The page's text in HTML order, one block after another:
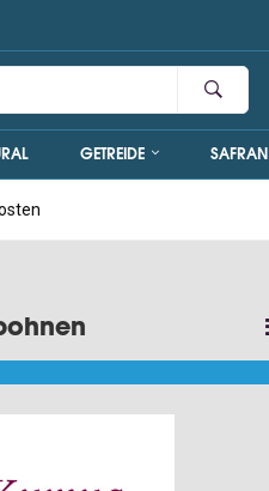
GETREIDE SAFRAN